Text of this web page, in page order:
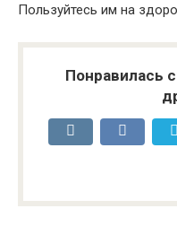
Пользуйтесь им на
Понравилась